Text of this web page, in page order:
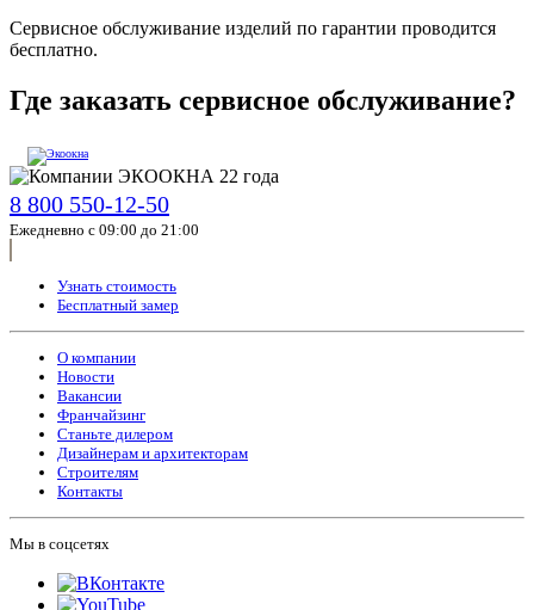
Сервисное обслуживание изделий по гарантии проводится
бесплатно.
Где заказать сервисное обслуживание?
8 800 550-12-50
Ежедневно с 09:00 до 21:00
Узнать стоимость
Бесплатный замер
О компании
Новости
Вакансии
Франчайзинг
Станьте дилером
Дизайнерам и архитекторам
Строителям
Контакты
Мы в соцсетях